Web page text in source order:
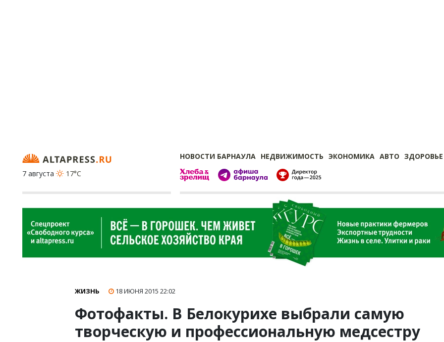
НОВОСТИ БАРНАУЛА НЕДВИЖИМОСТЬ ЭКОНОМИКА АВТО ЗДОРОВЬЕ
7 августа
17°C
ЖИЗНЬ 18 ИЮНЯ 2015 22:02
Фотофакты. В Белокурихе выбрали самую
творческую и профессиональную медсестру